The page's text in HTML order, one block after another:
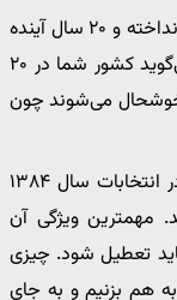
از نظر عمومی هم نظر این بود که یک نورافکن انداخته و ۲۰ سال آینده
ایران را دارد نشان می‌دهد و به نسل جوان می‌گوید کشور شما در ۲۰
خوشحال می‌شوند چون
از نظر من اتفاق عجیبی که افتاد این بود که در انتخابات سال ۱۳۸۴
مهمترین ویژگی آن
تعطیل شود. چیزی
به هم بزنیم و به جای